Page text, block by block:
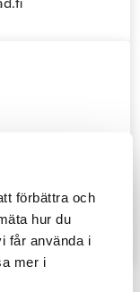
förbättra och
hur du
får använda i
mer i